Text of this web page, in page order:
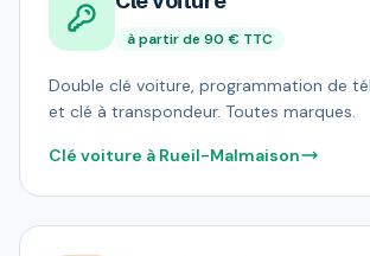
à partir de 90 € TTC
Double clé voiture, programmation de
et clé à transpondeur. Toutes marques.
Clé voiture à Rueil-Malmaison